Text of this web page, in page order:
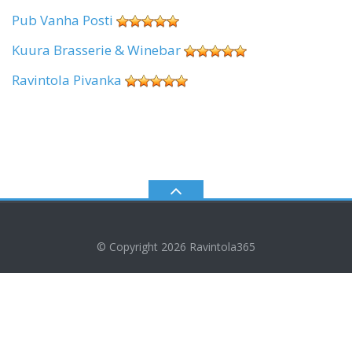
Pub Vanha Posti
Kuura Brasserie & Winebar
Ravintola Pivanka
© Copyright 2026 Ravintola365